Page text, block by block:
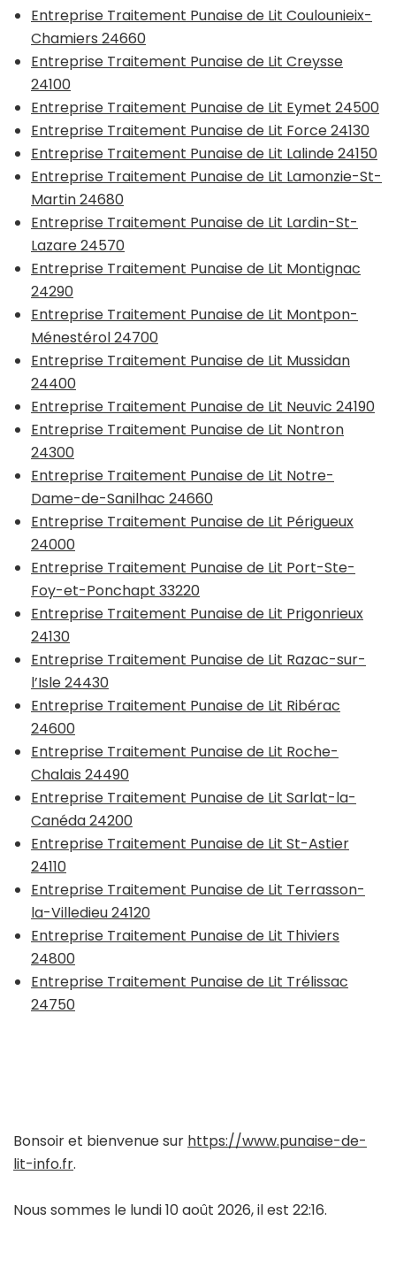
Entreprise Traitement Punaise de Lit Coulounieix-
Chamiers 24660
Entreprise Traitement Punaise de Lit Creysse
24100
Entreprise Traitement Punaise de Lit Eymet 24500
Entreprise Traitement Punaise de Lit Force 24130
Entreprise Traitement Punaise de Lit Lalinde 24150
Entreprise Traitement Punaise de Lit Lamonzie-St-
Martin 24680
Entreprise Traitement Punaise de Lit Lardin-St-
Lazare 24570
Entreprise Traitement Punaise de Lit Montignac
24290
Entreprise Traitement Punaise de Lit Montpon-
Ménestérol 24700
Entreprise Traitement Punaise de Lit Mussidan
24400
Entreprise Traitement Punaise de Lit Neuvic 24190
Entreprise Traitement Punaise de Lit Nontron
24300
Entreprise Traitement Punaise de Lit Notre-
Dame-de-Sanilhac 24660
Entreprise Traitement Punaise de Lit Périgueux
24000
Entreprise Traitement Punaise de Lit Port-Ste-
Foy-et-Ponchapt 33220
Entreprise Traitement Punaise de Lit Prigonrieux
24130
Entreprise Traitement Punaise de Lit Razac-sur-
l’Isle 24430
Entreprise Traitement Punaise de Lit Ribérac
24600
Entreprise Traitement Punaise de Lit Roche-
Chalais 24490
Entreprise Traitement Punaise de Lit Sarlat-la-
Canéda 24200
Entreprise Traitement Punaise de Lit St-Astier
24110
Entreprise Traitement Punaise de Lit Terrasson-
la-Villedieu 24120
Entreprise Traitement Punaise de Lit Thiviers
24800
Entreprise Traitement Punaise de Lit Trélissac
24750
Bonsoir et bienvenue sur https://www.punaise-de-
lit-info.fr.
Nous sommes le lundi 10 août 2026, il est 22:16.